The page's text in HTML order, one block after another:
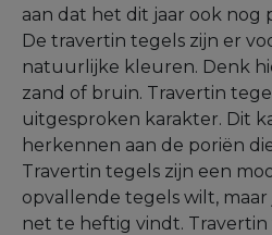
aan dat het dit jaar ook nog
De travertin tegels zijn er
natuurlijke kleuren. Denk
zand of bruin. Travertin
uitgesproken karakter. Dit
herkennen aan de poriën
Travertin tegels zijn een
opvallende tegels wilt,
net te heftig vindt. Travertin